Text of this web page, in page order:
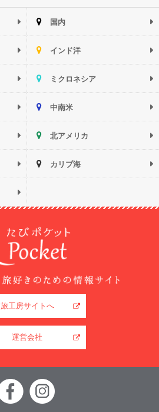
国内
インド洋
ミクロネシア
中南米
北アメリカ
カリブ海
旅工房サイトへ
運営会社